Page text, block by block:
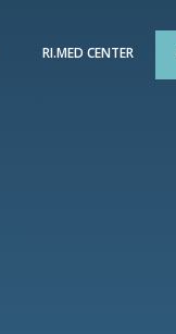
RI.MED CENTER